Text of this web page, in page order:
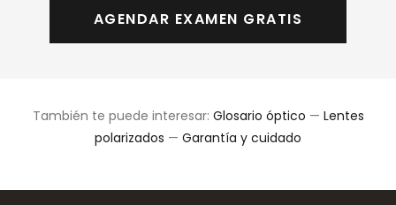
AGENDAR EXAMEN GRATIS
También te puede interesar: Glosario óptico — Lentes
polarizados — Garantía y cuidado